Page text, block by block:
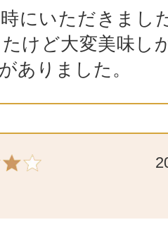
にいただきまし
けど大変美味し
ありました。